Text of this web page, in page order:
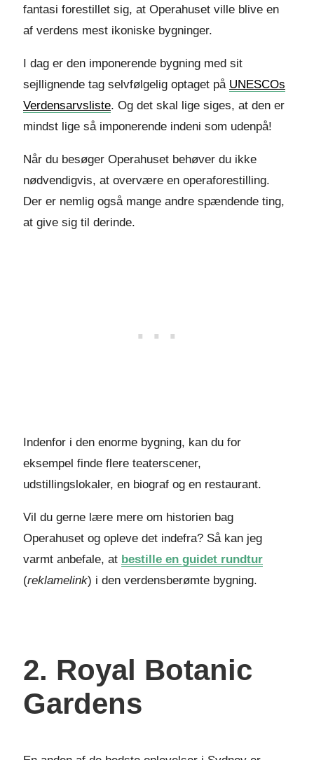
fantasi forestillet sig, at Operahuset ville blive en
af verdens mest ikoniske bygninger.
I dag er den imponerende bygning med sit
sejllignende tag selvfølgelig optaget på UNESCOs
Verdensarvsliste. Og det skal lige siges, at den er
mindst lige så imponerende indeni som udenpå!
Når du besøger Operahuset behøver du ikke
nødvendigvis, at overvære en operaforestilling.
Der er nemlig også mange andre spændende ting,
at give sig til derinde.
Indenfor i den enorme bygning, kan du for
eksempel finde flere teaterscener,
udstillingslokaler, en biograf og en restaurant.
Vil du gerne lære mere om historien bag
Operahuset og opleve det indefra? Så kan jeg
varmt anbefale, at bestille en guidet rundtur
(reklamelink) i den verdensberømte bygning.
2. Royal Botanic
Gardens